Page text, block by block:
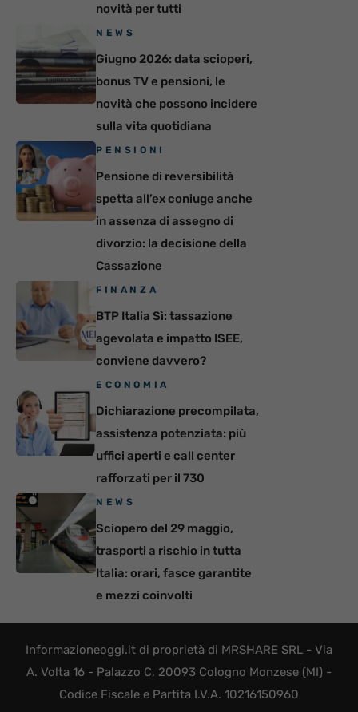
novità per tutti
NEWS
Giugno 2026: data scioperi,
bonus TV e pensioni, le
novità che possono incidere
sulla vita quotidiana
PENSIONI
Pensione di reversibilità
spetta all’ex coniuge anche
in assenza di assegno di
divorzio: la decisione della
Cassazione
FINANZA
BTP Italia Sì: tassazione
agevolata e impatto ISEE,
conviene davvero?
ECONOMIA
Dichiarazione precompilata,
assistenza potenziata: più
uffici aperti e call center
rafforzati per il 730
NEWS
Sciopero del 29 maggio,
trasporti a rischio in tutta
Italia: orari, fasce garantite
e mezzi coinvolti
Informazioneoggi.it di proprietà di MRSHARE SRL - Via
A. Volta 16 - Palazzo C, 20093 Cologno Monzese (MI) -
Codice Fiscale e Partita I.V.A. 10216150960